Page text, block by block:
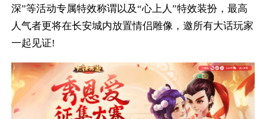
深”等活动专属特效称谓以及“心上人”特效装扮，最高
人气者更将在长安城内放置情侣雕像，邀所有大话玩家
一起见证!